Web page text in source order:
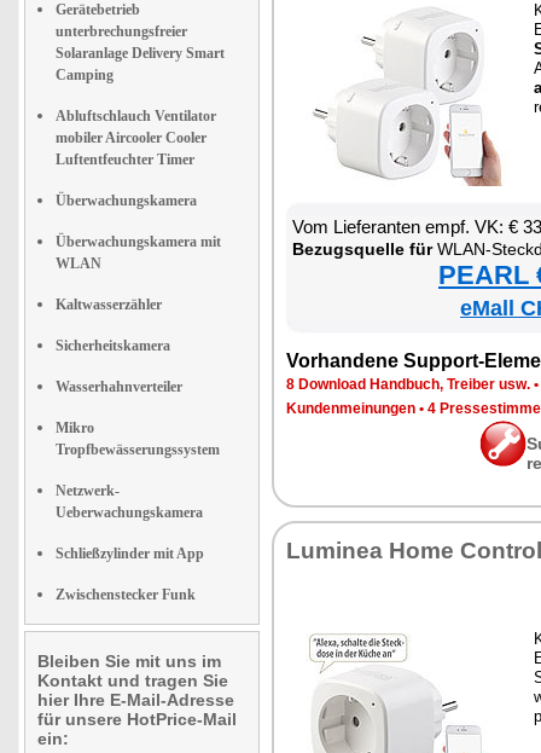
Gerätebetrieb
unterbrechungsfreier
Solaranlage Delivery Smart
Camping
Abluftschlauch Ventilator
mobiler Aircooler Cooler
Luftentfeuchter Timer
Überwachungskamera
Überwachungskamera mit
WLAN
Kaltwasserzähler
Sicherheitskamera
Wasserhahnverteiler
Mikro
Tropfbewässerungssystem
Netzwerk-
Ueberwachungskamera
Schließzylinder mit App
Zwischenstecker Funk
Bleiben Sie mit uns im
Kontakt und tragen Sie
hier Ihre E-Mail-Adresse
für unsere HotPrice-Mail
ein:
Vom Lie­fe­ran­ten empf. VK: €
Be­zugs­quel­le fürWLAN-
PEARL
eMall
Vor­han­de­ne Sup­port-
8 Down­load Hand­buch, Trei­ber usw. •
Kun­den­mei­nun­gen • 4
Lu­mi­nea Ho­me Con­trol